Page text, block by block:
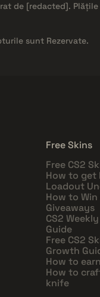
de [redacted].
sunt Rezervate.
Free Skins
Free CS2
How to get
Loadout
How to Win
Giveaways
CS2
Guide
Free CS2
Growth
How to
How to
knife